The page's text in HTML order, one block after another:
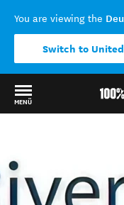
You are viewing the
Switch to
MENÜ